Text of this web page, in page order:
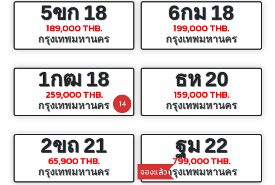
5ขก 18
189,000 THB.
กรุงเทพมหานคร
6กม 18
199,000 THB.
กรุงเทพมหานคร
1กฒ 18
259,000 THB.
กรุงเทพมหานคร 14
ธห20
159,000 THB.
กรุงเทพมหานคร
2ขถ21
65,900 THB.
กรุงเทพมหานคร จองแล้ว
ฐม22
799,000 THB.
กรุงเทพมหานคร